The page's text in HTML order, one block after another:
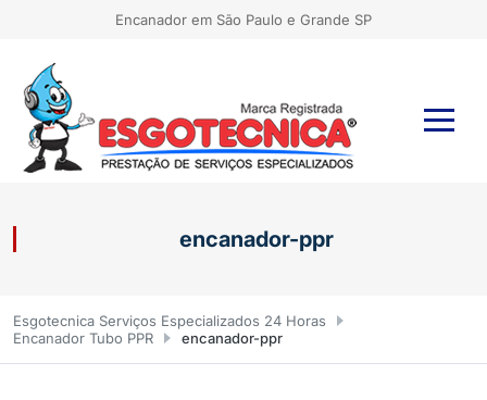
Encanador em São Paulo e Grande SP
encanador-ppr
Esgotecnica Serviços Especializados 24 Horas
Encanador Tubo PPR
encanador-ppr